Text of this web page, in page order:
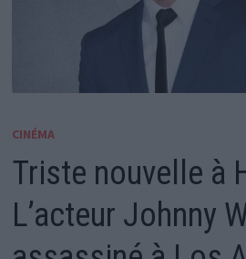
CINÉMA
Triste nouvelle à
L’acteur Johnny